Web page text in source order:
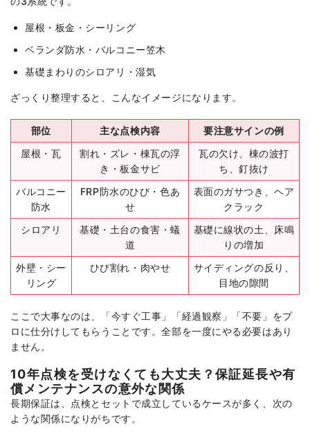
屋根・板金・シーリング
ベランダ防水・バルコニー笠木
基礎まわりのシロアリ・湿気
ざっくり整理すると、こんなイメージになります。
部位 主な点検内容
要注意サインの例
屋根・瓦
割れ・ズレ・棟瓦の浮
き・板金サビ
瓦の欠け、棟の波打
ち、釘抜け
バルコニー
防水
FRP防水のひび・色あ
せ
表面のガサつき、ヘア
クラック
シロアリ
基礎・土台の食害・蟻
道
基礎に線状の土、床鳴
りの増加
外壁・シー
リング
ひび割れ・肉やせ
サイディングの反り、
目地の隙間
ここで大事なのは、「今すぐ工事」「経過観察」「不要」をプ
ロに仕分けしてもらうことです。全部を一度にやる必要はあり
ません。
10年点検を受けなくても大丈夫？保証延長や有
償メンテナンスの意外な関係
長期保証は、点検とセットで成立しているケースが多く、次の
ような関係になりがちです。